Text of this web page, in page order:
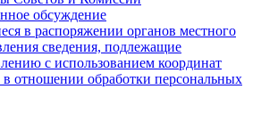
обсуждение
в распоряжении органов местного
сведения, подлежащие
с использованием координат
отношении обработки персональных